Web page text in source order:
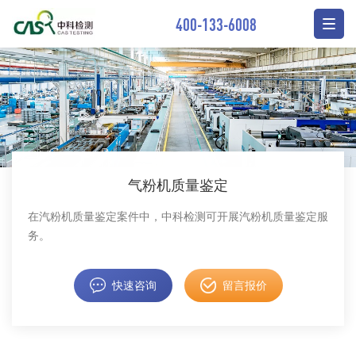
400-133-6008
气粉机质量鉴定
在汽粉机质量鉴定案件中，中科检测可开展汽粉机质量鉴定服
务。
快速咨询 留言报价